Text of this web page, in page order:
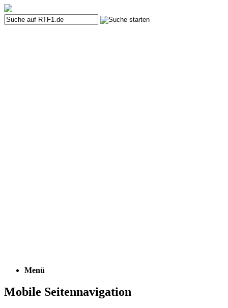
Menü
Mobile Seitennavigation